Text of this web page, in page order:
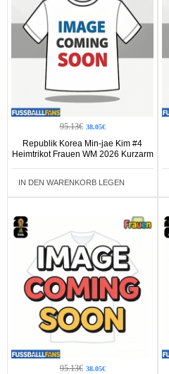
95.13€ 38.05€
Republik Korea Min-jae Kim #4
Heimtrikot Frauen WM 2026 Kurzarm
IN DEN WARENKORB LEGEN
95.13€ 38.05€